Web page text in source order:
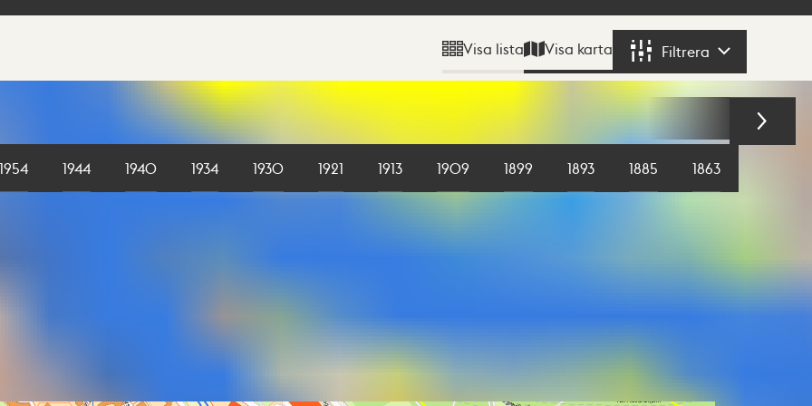
Visa lista Visa karta Filtrera
1954 1944 1940 1934 1930 1921 1913 1909 1899 1893 1885 1863